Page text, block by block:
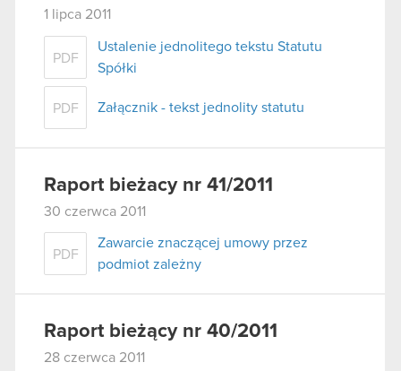
1 lipca 2011
PDF
Ustalenie jednolitego tekstu Statutu
Spółki
PDF Załącznik - tekst jednolity statutu
Raport bieżacy nr 41/2011
30 czerwca 2011
PDF
Zawarcie znaczącej umowy przez
podmiot zależny
Raport bieżący nr 40/2011
28 czerwca 2011